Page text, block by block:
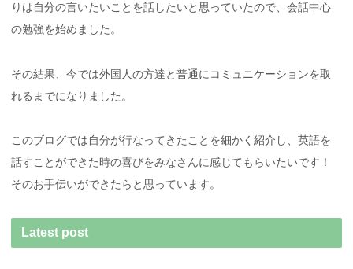
りは自分の言いたいことを話したいと思っていたので、会話中心
の勉強を始めました。
その結果、今では外国人の方達と普通にコミュニケーションを取
れるまでになりました。
このブログでは自分が行なってきたことを細かく紹介し、英語を
話すことができた時の喜びをみなさんに感じてもらいたいです！
そのお手伝いができたらと思っています。
Latest post